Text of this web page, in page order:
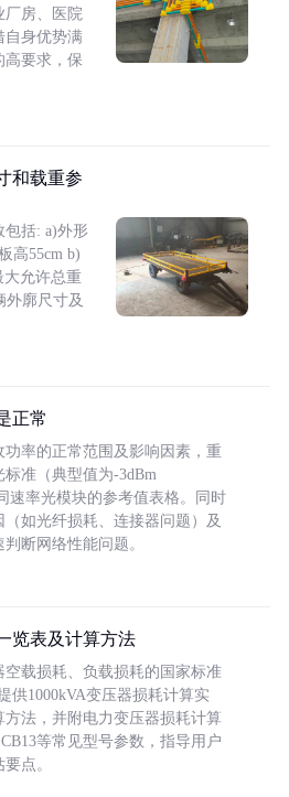
厂房、医院
自身优势满
高要求，保
和载重参
包括: a)外形
高55cm b)
大允许总重
外廓尺寸及
正常
率的正常范围及影响因素，重
准（典型值为-3dBm
速率光模块的参考值表格。同时
如光纤损耗、连接器问题）及
断网络性能问题。
览表及计算方法
载损耗、负载损耗的国家标准
供1000kVA变压器损耗计算实
法，并附电力变压器损耗计算
等常见型号参数，指导用户
点。